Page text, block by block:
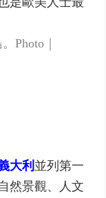
Photo｜
大利 並列第一
然景觀、人文